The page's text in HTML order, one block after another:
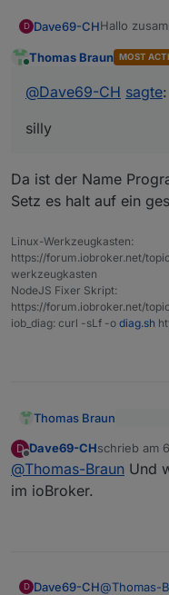
D Dave69-CHHallo
6.4.2026,
6.4.2026,
Ist da was
Thomas Braun MOST
@Dave69-CH sagte:
silly
Da ist der Name
Setz es halt auf ein
Linux-Werkzeugkasten:
https://forum.iobroker.net/
werkzeugkasten
NodeJS Fixer Skript:
https://forum.iobroker.net/
iob_diag: curl -sLf -o diag.sh
Thomas Braun
silly
Da ist
Setz es
D
Offline
Dave69-CHschrieb am
zuletzt
@Thomas-Braun Und
im ioBroker.
D Dave69-CH@Thomas-